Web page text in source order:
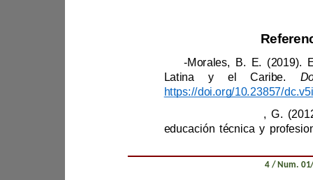
Revista Científica Zambos / Vol. 04
Anchundia-